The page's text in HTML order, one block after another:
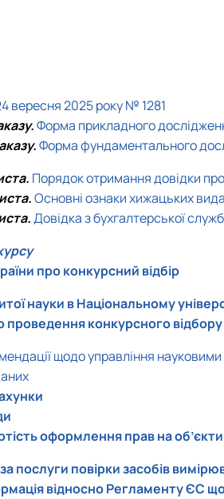
вересня 2025 року № 1281
Форма прикладного
Форма фундаментального
Порядок отримання довідки
Ocновні ознаки хижацьких
Довідка з бухгалтерської
про конкурсний відбір
науки в Національному
конкурсного відбору
щодо управління
оформлення прав на
послуги повірки засобів
відносно Регламенту ЄС